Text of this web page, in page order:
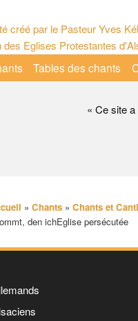
« Ce site
Tables des chants
» Chants » Chants et
den ichEglise persécutée